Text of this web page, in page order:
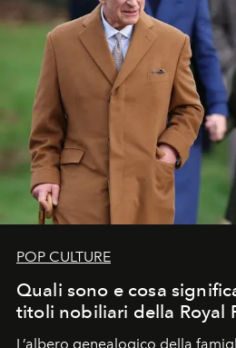
POP CULTURE
Quali sono e cosa
titoli nobiliari della Royal
L’albero genealogico della